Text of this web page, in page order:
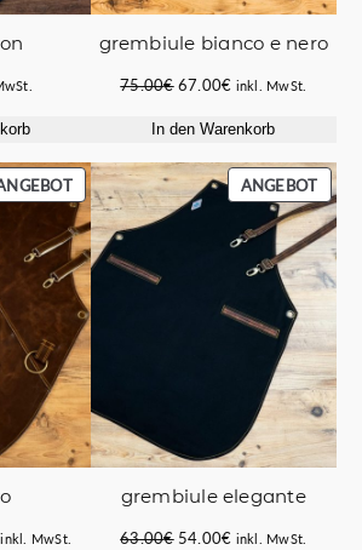
grembiule bianco e nero
75.00€ Ursprünglicher
war:
67.00€Aktueller
ist:
inkl. MwSt.
In den Warenkorb
PRODUKT
IM
ANGEBOT
inkl. MwSt.
ANGEBOT
IM
grembiule elegante
63.00€ Ursprünglicher
54.00€Aktueller
inkl. MwSt.